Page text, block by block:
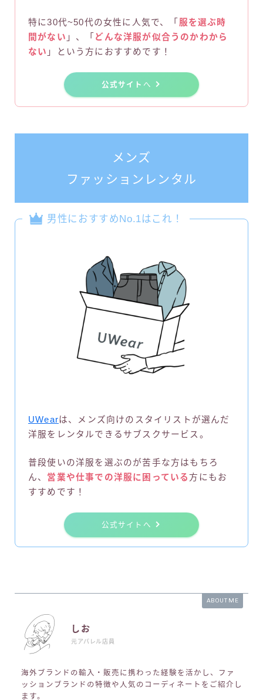
特に30代~50代の女性に人気で、「 服を選ぶ時
間がない 」、「 どんな洋服が似合うのかわから
ない 」という方におすすめです！
公式サイト へ
メンズ
ファッションレンタル
男性におすすめNo.1はこれ！
UWearは、メンズ向けのスタイリストが選んだ
洋服をレンタルできるサブスクサービス。
普段使いの洋服を選ぶのが苦手な方はもちろ
ん、 営業や仕事での洋服に困っている方にもお
すすめです！
公式サイトへ
ABOUT ME
しお
元アパレル店員
海外ブランドの輸入・販売に携わった経験を活かし、ファ
ッションブランドの特徴や人気のコーディネートをご紹介し
ます。